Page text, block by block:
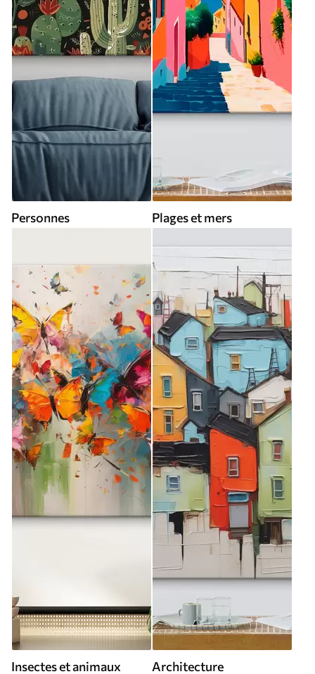
Personnes Plages et mers
Insectes et animaux Architecture